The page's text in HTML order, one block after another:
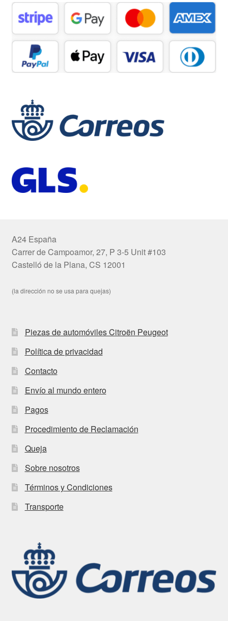
A24 España
Carrer de Campoamor, 27, P 3-5 Unit #103
Castelló de la Plana, CS 12001
(la dirección no se usa para quejas)
Piezas de automóviles Citroën Peugeot
Política de privacidad
Contacto
Envío al mundo entero
Pagos
Procedimiento de Reclamación
Queja
Sobre nosotros
Términos y Condiciones
Transporte